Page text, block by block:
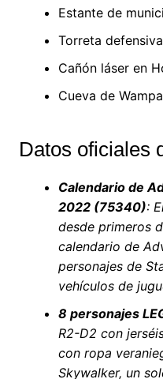
Estante de
Torreta
Cañón láser en
Cueva de Wampa
Datos oficiales
Calendario de
2022 (75340):
desde primeros
calendario de
personajes de
vehículos de
8 personajes
R2-D2 con
con ropa
Skywalker, un